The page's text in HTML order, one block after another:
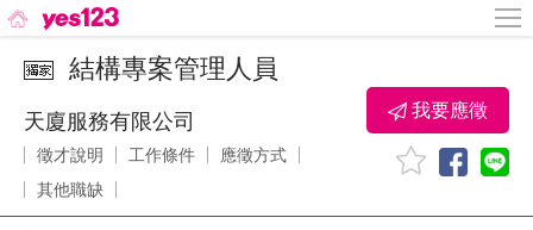
結構專案管理人員
天廈服務有限公司
徵才說明 工作條件
應徵方式
其他職缺
我要應徵